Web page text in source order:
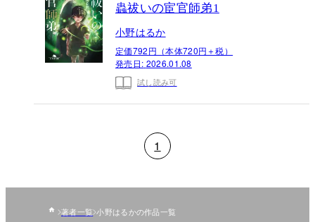
蟲祓いの宦官師弟1
小野はるか
定価792円（本体720円＋税）
発売日: 2026.01.08
試し読み可
1
著者一覧 小野はるかの作品一覧